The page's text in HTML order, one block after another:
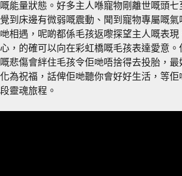
嘅能量狀態。好多主人喺寵物剛離世嘅頭
覺到床邊有微弱嘅震動、聞到寵物專屬嘅
哋相遇，呢啲都係毛孩返嚟探望主人嘅表
心，的確可以向在彩虹橋嘅毛孩表達愛意
嘅悲傷會絆住毛孩令佢哋唔捨得去投胎，
化為祝福，話俾佢哋聽你會好好生活，等
段靈魂旅程。